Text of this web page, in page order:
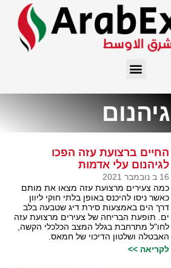
גיהנום
החיים ברצועת עזה הפכו
לגיהנום עלי אדמות
16 ב נובמבר 2021
כמה צעירים מרצועת עזה מצאו את מותם
כאשר ניסו להיכנס באופן בלתי חוקי ליוון
דרך הים באמצעות סירת דיג שטבעה בלב
ים. תופעת הבריחה של צעירים מרצועת עזה
לחו"ל מתרחבת בגלל המצב הכלכלי הקשה,
האבטלה ושלטון הדיכוי של חמאס.
לקריאה >>